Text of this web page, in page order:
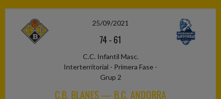
25/09/2021
74-61
C.C. Infantil Masc.
Interterritorial - Primera Fase -
Grup 2
C.B. BLANES — B.C. ANDORRA